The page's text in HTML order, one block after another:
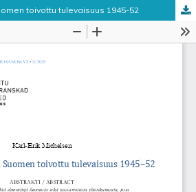
toivottu tulevaisuus 1945-52
Tieteellisten seurain valtuuskunta